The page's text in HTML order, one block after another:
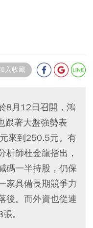
入收藏
8月12日召開，鴻
跟著大盤強勢表
來到250.5元。有
析師杜金龍指出，
碼一半持股，仍保
家具備長期競爭力
後。而外資也從連
。